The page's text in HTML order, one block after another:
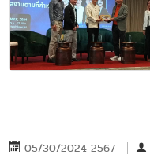
05/30/2024 2567